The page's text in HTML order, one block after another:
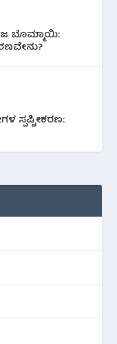
ಬೊಮ್ಮಾಯಿ:
ಸ್ಪಷ್ಟೀಕರಣ: